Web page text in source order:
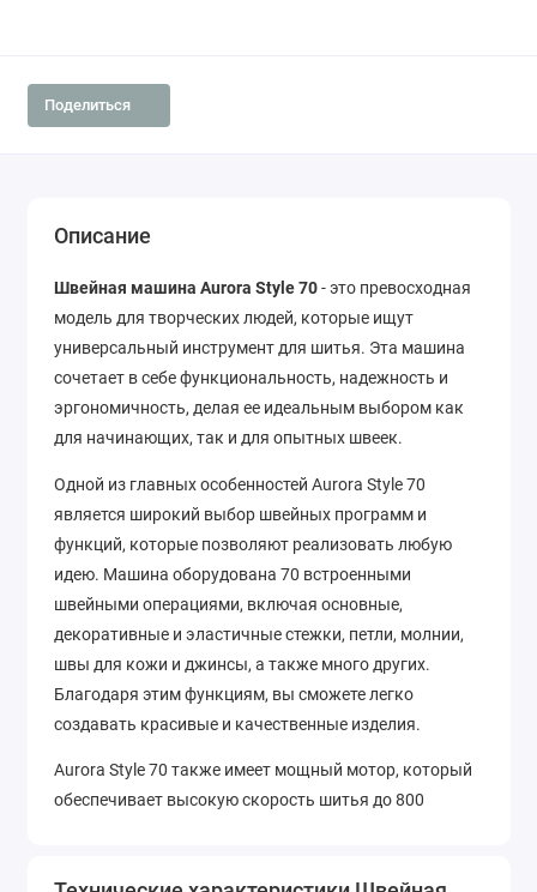
Поделиться
Описание
Швейная машина Aurora Style 70- это превосходная
модель для творческих людей, которые ищут
универсальный инструмент для шитья. Эта машина
сочетает в себе функциональность, надежность и
эргономичность, делая ее идеальным выбором как
для начинающих, так и для опытных швеек.
Одной из главных особенностей Aurora Style 70
является широкий выбор швейных программ и
функций, которые позволяют реализовать любую
идею. Машина оборудована 70 встроенными
швейными операциями, включая основные,
декоративные и эластичные стежки, петли, молнии,
швы для кожи и джинсы, а также много других.
Благодаря этим функциям, вы сможете легко
создавать красивые и качественные изделия.
Aurora Style 70 также имеет мощный мотор, который
обеспечивает высокую скорость шитья до 800